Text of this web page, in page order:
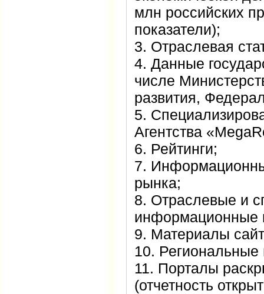
млн российских
показатели);
3. Отраслевая
4. Данные
числе
развития,
5.
Агентства
6. Рейтинги;
7.
рынка;
8. Отраслевые и
информационные
9. Материалы
10.
11. Порталы
(отчетность